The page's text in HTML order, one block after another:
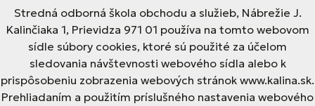
Stredná odborná škola obchodu a služieb, Nábrežie J.
Kalinčiaka 1, Prievidza 971 01 používa na tomto webovom
sídle súbory cookies, ktoré sú použité za účelom
sledovania návštevnosti webového sídla alebo k
prispôsobeniu zobrazenia webových stránok www.kalina.sk.
Prehliadaním a použitím príslušného nastavenia webového